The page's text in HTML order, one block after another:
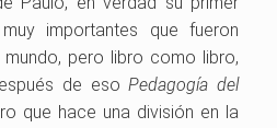
importantes que fueron
pero libro como libro,
de esoPedagogía del
que hace una división en la